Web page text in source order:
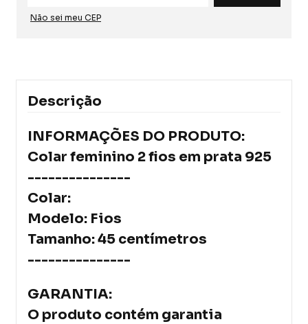
Não sei meu CEP
Descrição
INFORMAÇÕES DO PRODUTO:
Colar feminino 2 fios em prata 925
---------------
Colar:
Modelo: Fios
Tamanho: 45 centímetros
---------------
GARANTIA:
O produto contém garantia